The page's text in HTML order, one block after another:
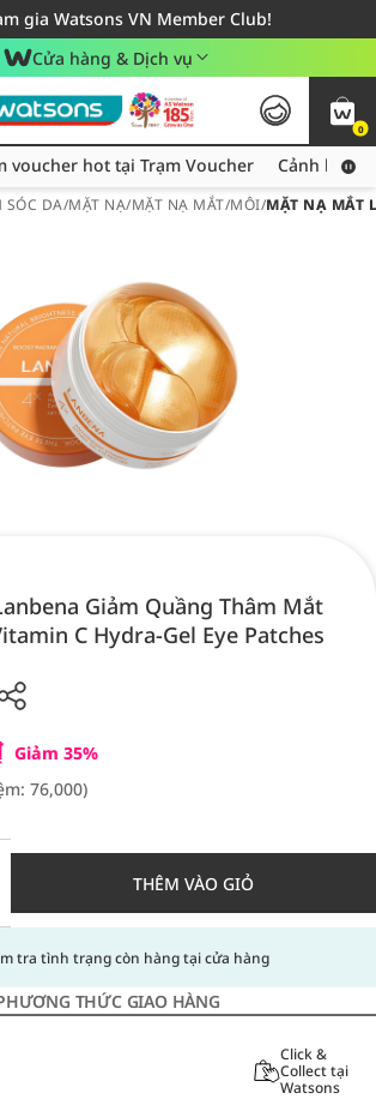
gia Watsons VN Member Club!
giao hàng cho đơn hàng từ 249,000Đ
24h - Áp dụng khu vực TP. Hồ Chí Minh
Cửa hàng & Dịch vụ
0
Thu thập thêm voucher hot tại Trạm Voucher
voucher hot tại Trạm Voucher Cảnh báo
SÓC DA/MẶT NẠ/MẶT NẠ MẮT/MÔI/MẶT NẠ MẮT
Giảm Quầng Thâm Mắt
C Hydra-Gel Eye Patches
Giảm 35%
76,000)
THÊM VÀO GIỎ
tra tình trạng còn hàng tại cửa hàng
THỨC GIAO HÀNG
Click &
Collect tại
Watsons